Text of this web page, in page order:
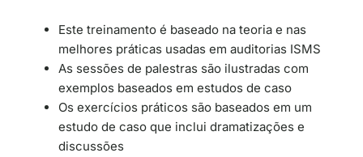
Este treinamento é baseado na teoria e nas
melhores práticas usadas em auditorias ISMS
As sessões de palestras são ilustradas com
exemplos baseados em estudos de caso
Os exercícios práticos são baseados em um
estudo de caso que inclui dramatizações e
discussões